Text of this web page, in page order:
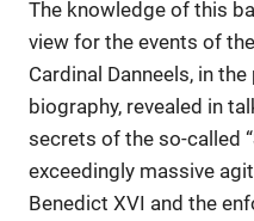
The knowledge of this
view for the events of
Cardinal Danneels, in
biography, revealed in
secrets of the so-called
exceedingly massive
Benedict XVI and the